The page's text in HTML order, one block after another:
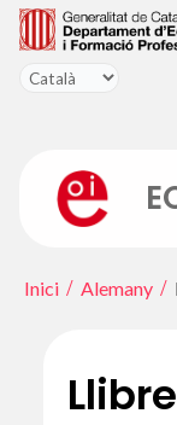
Vés
contingut
Inici Alemany